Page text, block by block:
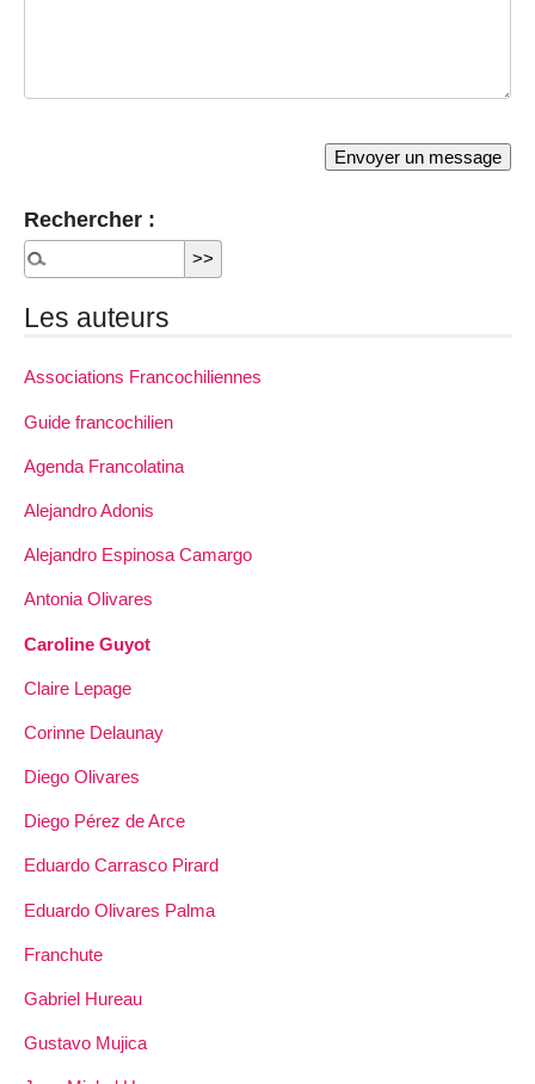
Rechercher :
Les auteurs
Associations Francochiliennes
Guide francochilien
Agenda Francolatina
Alejandro Adonis
Alejandro Espinosa Camargo
Antonia Olivares
Caroline Guyot
Claire Lepage
Corinne Delaunay
Diego Olivares
Diego Pérez de Arce
Eduardo Carrasco Pirard
Eduardo Olivares Palma
Franchute
Gabriel Hureau
Gustavo Mujica